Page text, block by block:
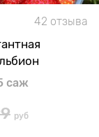
42 отзыва
саж
руб